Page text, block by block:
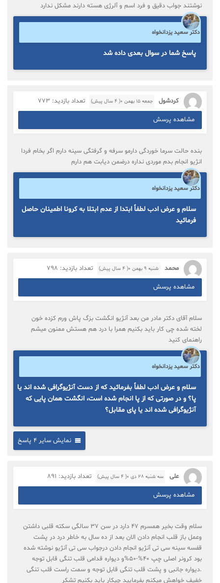
نوشتند جواب دقیق و فرد اسم و آلرژی هسته دارند مشکل ندارد
دکتر سعید یزدانخواه
پاسخ شما در سوال بعدی داده شد
کردشول جمعه ۱۵ بهمن ۰( 4 سال پیش) تعداد بازدید: 773
مشاهده پرسش
بنده حالت سرما خوردگی دارمو سرفه و گرفتگی سینه دارم اگر بخام فردا
انژیو انجام بدم موردی نداره درضمن دیابت هم دارم
دکتر سعید یزدانخواه
سلام و عرض ادب لطفاً ابتدا از عدم ابتلا به کرونا اطمینان حاصل
فرمائید
محمد شنبه ۹ بهمن ۰( 4 سال پیش) تعداد بازدید: 798
مشاهده پرسش
سلام آقای دکتر مادر من بعد آنژیو انگشت بزگ پاش ورم کزده خون
لخته شده چی کار باید بکنیم همرا با درد هم هستش ممنون میشم
راهنمای کنید
دکتر سعید یزدانخواه
سلام و عرض ادب لطفاً بفرمائید که از دست آنژیوگرافی شده اند یا
پا؟ و در صورتی که از پا انجام شده است، انگشت همان پایی که
آنژیوگرافی شده اند یا پای مقابل؟
نمایش سایر 4 پاسخ
علی سه شنبه ۲۸ دی ۰( 4 سال پیش) تعداد بازدید: 891
مشاهده پرسش
سلام وقت بخیر همسرم ۴۷ دارد در سن ۳۷ سالگی سکته قلبی داشتن
وعمل باز قلب انجام دادن الان بعد از ده سال به خاطر درد در پشت
قفسه سینه سی تی آنژیو انجام دادن درجواب سی تی آنژیو نوشته شده
بود کرونر اصلی چپ ۴۰%-۵۰%و دیواره قدامی قلب تنگی قابل توجه
.دیواره جانبی و پشت قلب تنگی قابل توجه و سمت راست قلب تنگی
خفیف خواهش میکنم بفرمایید چیکار باید بکنیم تشکر